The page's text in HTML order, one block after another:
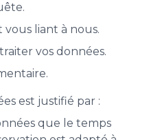
liant à nous.
vos données.
est justifié par :
que le temps